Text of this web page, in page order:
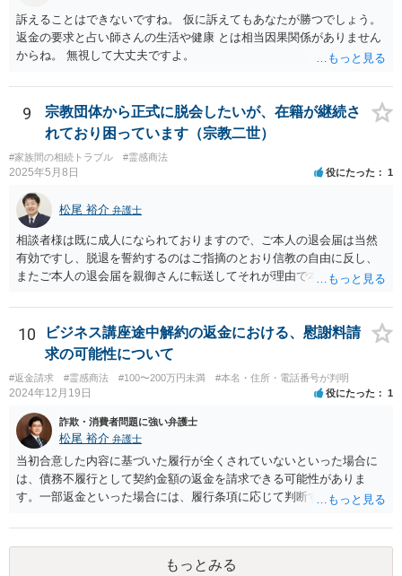
訴えることはできないですね。 仮に訴えてもあなたが勝つでしょう。
返金の要求と占い師さんの生活や健康 とは相当因果関係がありません
からね。 無視して大丈夫ですよ。
9
宗教団体から正式に脱会したいが、在籍が継続さ
れており困っています（宗教二世）
#家族間の相続トラブル #霊感商法
2025年5月8日 役にたった 1
松尾 裕介 弁護士
相談者様は既に成人になられておりますので、ご本人の退会届は当然
有効ですし、脱退を誓約するのはご指摘のとおり信教の自由に反し、
またご本人の退会届を親御さんに転送してそれが理由で本部が退会に
ような理由で、誠実に対応いただけなければ損害賠償請求も検討する
旨申し入れたうえで、弁護士名義等で、退会証明等を依頼する内容証
明郵便を本部宛に送付することが考えられるかと思います。
10
ビジネス講座途中解約の返金における、慰謝料請
求の可能性について
#返金請求 #霊感商法 #100〜200万円未満 #本名・住所・電話番号が判明
2024年12月19日 役にたった 1
詐欺・消費者問題に強い弁護士
松尾 裕介 弁護士
当初合意した内容に基づいた履行が全くされていないといった場合に
は、債務不履行として契約金額の返金を請求できる可能性がありま
す。一部返金といった場合には、履行条項に応じて判断することも考
単に契約違反ということになると、慰謝料請求などは法的には認めら
れない可能性が高いと考えられます。 結局のところ相手方が遅々と
して容易に返金に応じない、微々たる金額しか返金に応じないといっ
もっとみる